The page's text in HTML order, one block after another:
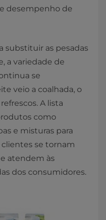
desempenho de
substituir as pesadas
a variedade de
se
veio a coalhada, o
A lista
como
e misturas para
se tornam
atendem às
dos consumidores.